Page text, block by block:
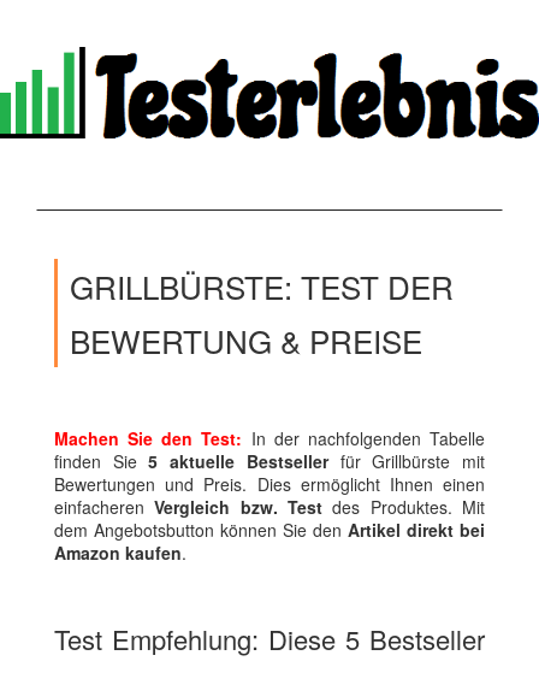
GRILLBÜRSTE: TEST DER
BEWERTUNG & PREISE
Machen Sie den Test: In der nachfolgenden Tabelle
finden Sie5 aktuelle Bestsellerfür Grillbürste mit
Bewertungen und Preis. Dies ermöglicht Ihnen einen
einfacherenVergleich bzw. Test des Produktes. Mit
dem Angebotsbutton können Sie den Artikel direkt bei
Amazon kaufen.
Test Empfehlung: Diese 5 Bestseller